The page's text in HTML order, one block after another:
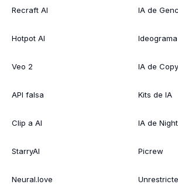
Recraft AI
Hotpot AI
Veo 2
API falsa
Clip a AI
StarryAI
Neural.love
IA de
Ideograma
IA de
Kits de IA
IA de
Picrew